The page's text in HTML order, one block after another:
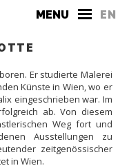
MENU EN
Er studierte Malerei
Künste in Wien, wo er
eingeschrieben war. Im
ab. Von diesem
Weg fort und
Ausstellungen zu
zeitgenössischer
in Wien.